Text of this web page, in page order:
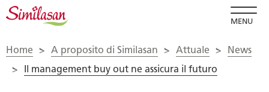
MENU
Home > A proposito di Similasan > Attuale >
News
>
Il management buy out ne assicura il futuro